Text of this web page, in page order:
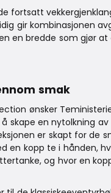
fortsatt
gir kombinasjonen
en bredde som gjør
smak
ønsker
skape en nytolkning
er skapt for de
en kopp te i hånden,
og hvor en